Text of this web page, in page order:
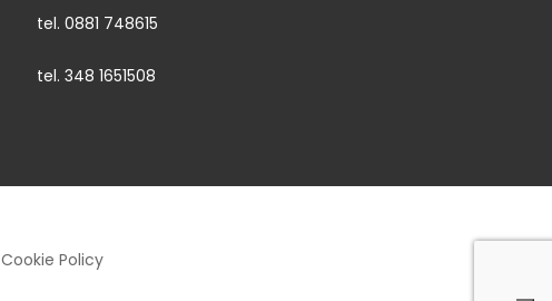
tel. 0881 748615
tel. 348 1651508
Cookie Policy